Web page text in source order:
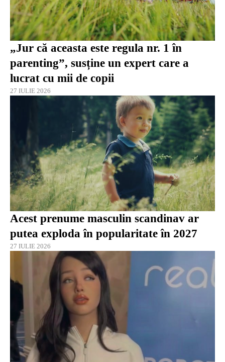
„Jur că aceasta este regula nr. 1 în
parenting”, susține un expert care a
lucrat cu mii de copii
27 IULIE 2026
Acest prenume masculin scandinav ar
putea exploda în popularitate în 2027
27 IULIE 2026